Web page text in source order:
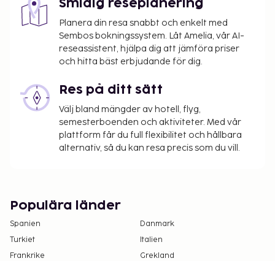
Smidig reseplanering
Planera din resa snabbt och enkelt med
Sembos bokningssystem. Låt Amelia, vår AI-
reseassistent, hjälpa dig att jämföra priser
och hitta bäst erbjudande för dig.
Res på ditt sätt
Välj bland mängder av hotell, flyg,
semesterboenden och aktiviteter. Med vår
plattform får du full flexibilitet och hållbara
alternativ, så du kan resa precis som du vill.
Populära länder
Spanien
Danmark
Turkiet
Italien
Frankrike
Grekland